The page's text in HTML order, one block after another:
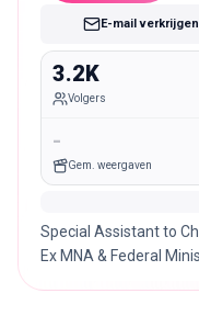
E-mail verkrijgen
3.2K
Volgers
-
Gem. weergaven
Special Assistant to
Ex MNA & Federal